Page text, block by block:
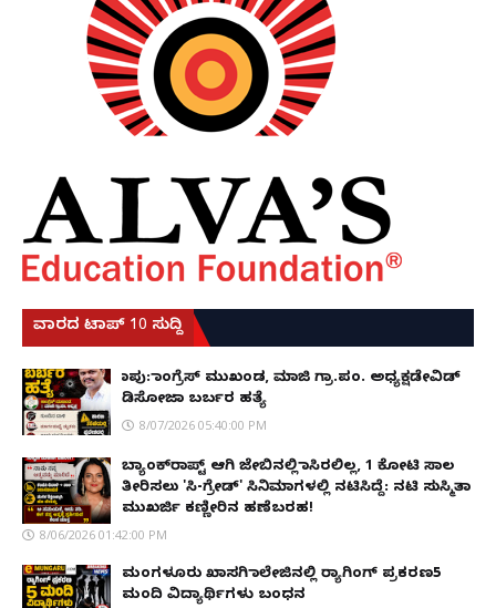
ವಾರದ ಟಾಪ್ 10 ಸುದ್ದಿ
ಕಾಪು: ಕಾಂಗ್ರೆಸ್ ಮುಖಂಡ, ಮಾಜಿ ಗ್ರಾ.ಪಂ. ಅಧ್ಯಕ್ಷಡೇವಿಡ್
ಡಿಸೋಜಾ ಬರ್ಬರ ಹತ್ಯೆ
8/07/2026 05:40:00 PM
ಬ್ಯಾಂಕ್‌ರಾಪ್ಟ್‌ ಆಗಿ ಜೇಬಿನಲ್ಲಿ ಕಾಸಿರಲಿಲ್ಲ, ₹1 ಕೋಟಿ ಸಾಲ
ತೀರಿಸಲು 'ಸಿ-ಗ್ರೇಡ್' ಸಿನಿಮಾಗಳಲ್ಲಿ ನಟಿಸಿದ್ದೆ: ನಟಿ ಸುಸ್ಮಿತಾ
ಮುಖರ್ಜಿ ಕಣ್ಣೀರಿನ ಹಣೆಬರಹ!
8/06/2026 01:42:00 PM
ಮಂಗಳೂರು ಖಾಸಗಿ ಕಾಲೇಜಿನಲ್ಲಿ ರ‌್ಯಾಗಿಂಗ್ ಪ್ರಕರಣ5
ಮಂದಿ ವಿದ್ಯಾರ್ಥಿಗಳು ಬಂಧನ